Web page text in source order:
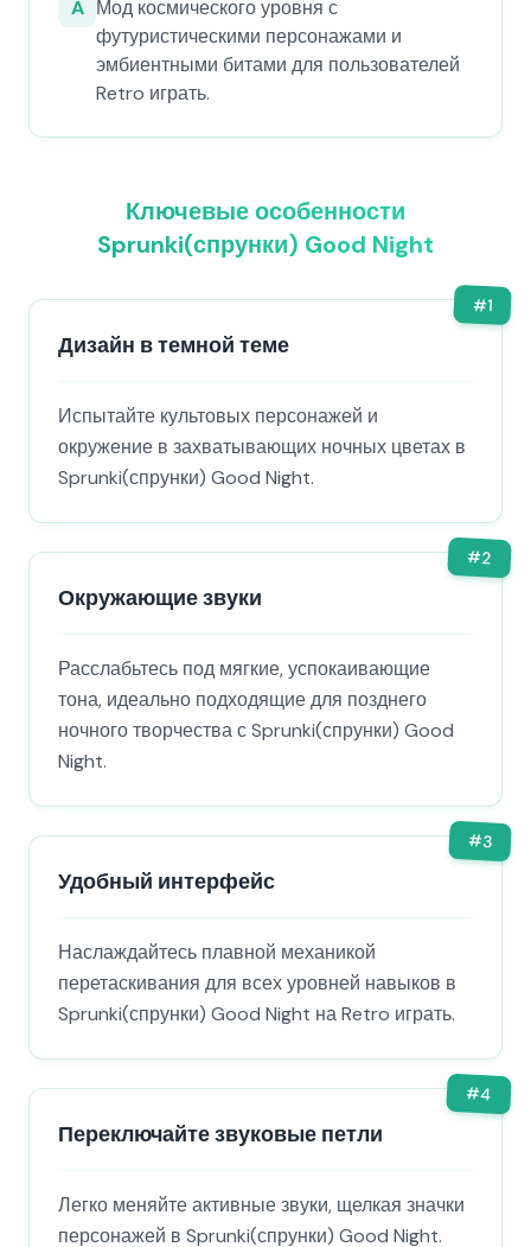
A Мод космического уровня с
футуристическими персонажами и
эмбиентными битами для пользователей
Retro играть.
Ключевые особенности
Sprunki(спрунки) Good Night
#1
Дизайн в темной теме
Испытайте культовых персонажей и
окружение в захватывающих ночных цветах в
Sprunki(спрунки) Good Night.
#2
Окружающие звуки
Расслабьтесь под мягкие, успокаивающие
тона, идеально подходящие для позднего
ночного творчества с Sprunki(спрунки) Good
Night.
#3
Удобный интерфейс
Наслаждайтесь плавной механикой
перетаскивания для всех уровней навыков в
Sprunki(спрунки) Good Night на Retro играть.
#4
Переключайте звуковые петли
Легко меняйте активные звуки, щелкая значки
персонажей в Sprunki(спрунки) Good Night.